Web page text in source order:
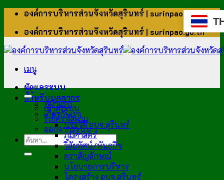
ข้าม
เนื้อหา
องค์การบริหารส่วนจังหวัดสุรินทร์ | surinpao.go.th
องค์การบริหารส่วนจังหวัดสุรินทร์ | surinpao.go.th
เมนู
ผู้ดูแลระบบ
สำหรับบุคลากร
เข้าสู่ระบบ
รีเซ็ตรหัสผ่าน
ออกจากระบบ
หน้าแรก
เกี่ยวกับเรา
ประวัติ อบจ.สุรินทร์
ภูมิศาสตร์
วิสัยทัศน์/พันธกิจ
ตราสัญลักษณ์
นโยบายการบริหาร
โครงสร้าง อบจ.สุรินทร์